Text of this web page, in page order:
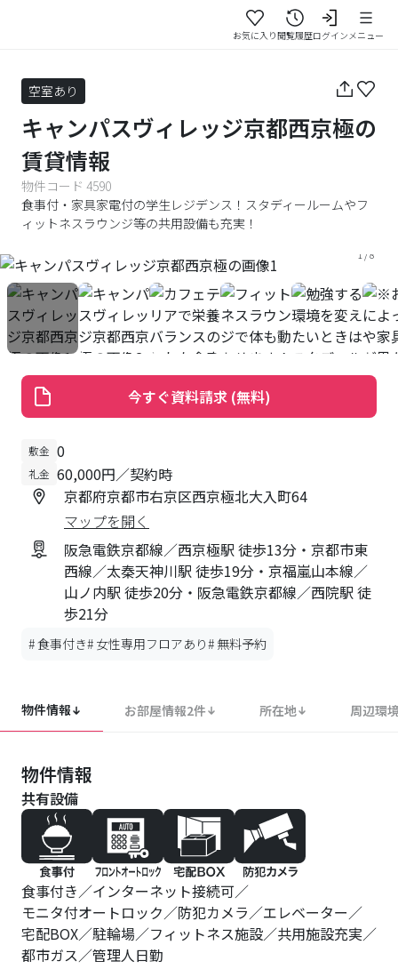
お気に入り閲覧履歴ログインメニュー
空室あり
キャンパスヴィレッジ京都西京極の
賃貸情報
物件コード 4590
食事付・家具家電付の学生レジデンス！スタディールームやフ
ィットネスラウンジ等の共用設備も充実！
敷金 0
礼金 60,000円／契約時
京都府京都市右京区西京極北大入町64
マップを開く
阪急電鉄京都線／西京極駅 徒歩13分・京都市東
西線／太秦天神川駅 徒歩19分・京福嵐山本線／
山ノ内駅 徒歩20分・阪急電鉄京都線／西院駅 徒
歩21分
#食事付き# 女性専用フロアあり# 無料予約
1 / 8
今すぐ資料請求 (無料)
物件情報 お部屋情報2件 所在地 周辺環
物件情報
共有設備
食事付き
インターネット接続可
モニタ付オートロック
防犯カメラ
エレベーター
宅配BOX
駐輪場 フィットネス施設
共用施設充実
都市ガス
管理人日勤